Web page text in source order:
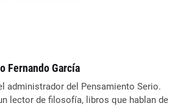
Fernando García
administrador del Pensamiento Serio.
lector de filosofía, libros que hablan de